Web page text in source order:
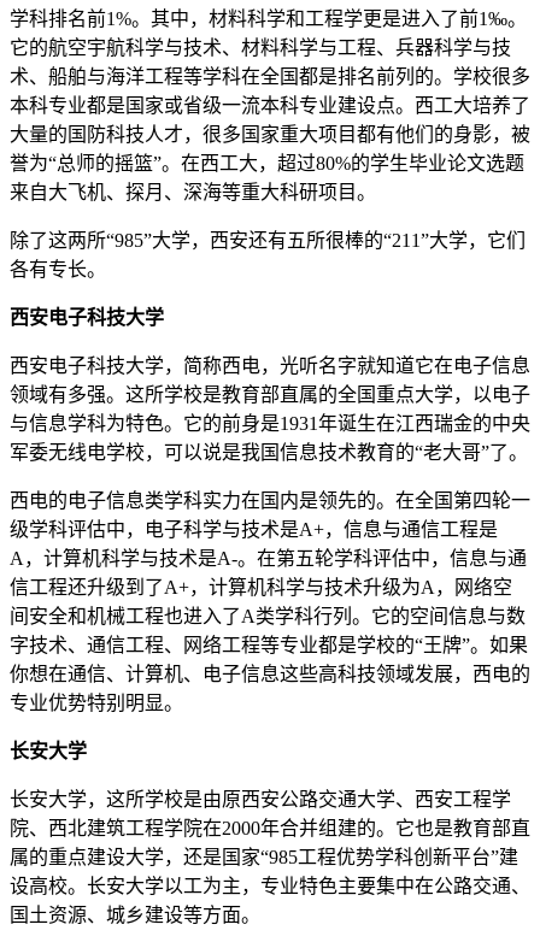
学科排名前1%。其中，材料科学和工程学更是进入了前1‰。
它的航空宇航科学与技术、材料科学与工程、兵器科学与技
术、船舶与海洋工程等学科在全国都是排名前列的。学校很多
本科专业都是国家或省级一流本科专业建设点。西工大培养了
大量的国防科技人才，很多国家重大项目都有他们的身影，被
誉为“总师的摇篮”。在西工大，超过80%的学生毕业论文选题
来自大飞机、探月、深海等重大科研项目。
除了这两所“985”大学，西安还有五所很棒的“211”大学，它们
各有专长。
西安电子科技大学
西安电子科技大学，简称西电，光听名字就知道它在电子信息
领域有多强。这所学校是教育部直属的全国重点大学，以电子
与信息学科为特色。它的前身是1931年诞生在江西瑞金的中央
军委无线电学校，可以说是我国信息技术教育的“老大哥”了。
西电的电子信息类学科实力在国内是领先的。在全国第四轮一
级学科评估中，电子科学与技术是A+，信息与通信工程是
A，计算机科学与技术是A-。在第五轮学科评估中，信息与通
信工程还升级到了A+，计算机科学与技术升级为A，网络空
间安全和机械工程也进入了A类学科行列。它的空间信息与数
字技术、通信工程、网络工程等专业都是学校的“王牌”。如果
你想在通信、计算机、电子信息这些高科技领域发展，西电的
专业优势特别明显。
长安大学
长安大学，这所学校是由原西安公路交通大学、西安工程学
院、西北建筑工程学院在2000年合并组建的。它也是教育部直
属的重点建设大学，还是国家“985工程优势学科创新平台”建
设高校。长安大学以工为主，专业特色主要集中在公路交通、
国土资源、城乡建设等方面。